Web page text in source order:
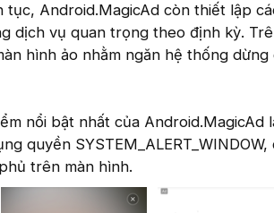
tục, Android.MagicAd còn thiết lập
dịch vụ quan trọng theo định kỳ.
hình ảo nhằm ngăn hệ thống
nổi bật nhất của Android.MagicAd
quyền
trên màn hình.